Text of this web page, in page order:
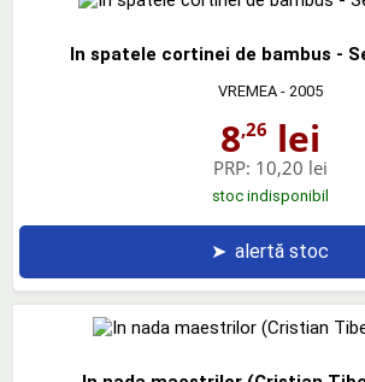
In spatele cortinei de bambus -
VREMEA- 2005
8,26 lei
PRP: 10,20 lei
stoc indisponibil
➤ alertă stoc